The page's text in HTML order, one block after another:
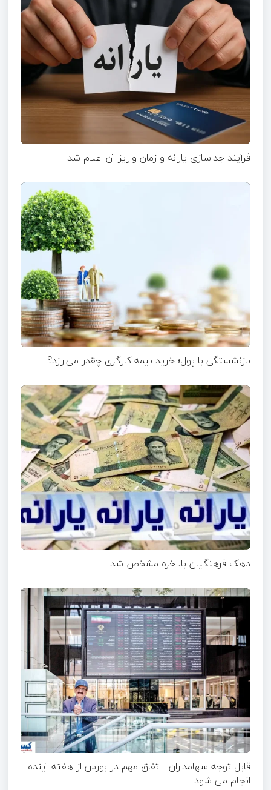
فرآیند جداسازی یارانه و زمان واریز آن اعلام شد
بازنشستگی با پول؛ خرید بیمه کارگری چقدر می‌ارزد؟
دهک فرهنگیان بالاخره مشخص شد
قابل توجه سهامداران | اتفاق مهم در بورس از هفته آینده
انجام می شود